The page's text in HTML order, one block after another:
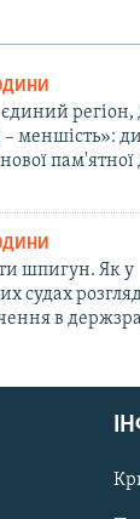
регіон,
– меншість»:
пам'ятної
шпигун. Як у
судах
в